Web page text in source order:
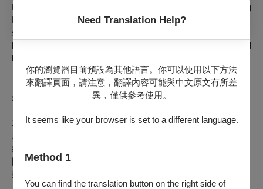
Need Translation Help?
你的瀏覽器目前預設為其他語言。你可以使用以下方法
來翻譯頁面，請注意，翻譯內容可能與中文原文有所差
異，僅供參考使用。
It seems like your browser is set to a different language.
Method 1
You can find the translation button on the right side of
Pyongyang. Even though he is a diplomat, he is secretly dating
Bok-joo, a local traffic officer. One day, after a shady man is
seen at their secret meeting spot, Bok-joo goes missing. With
his departure date approaching, Borg searches for Bok-joo and
begins to get suspicious of his interpreter, Lee Myeong-jun.
金普瑟 KIM Bo-sol
1988年生，畢業於弘益大學及韓國電影學院。關注朝鮮半島的
歷史與地緣議題，擅以節制敘事描繪高度政治化空間中的個體
經驗。《平壤禁戀》為其首部長片動畫作品，入選翠貝卡影展
國際競賽、義大利遠東影展等，並獲得安錫動畫影展另類長片
競賽評審團獎肯定。